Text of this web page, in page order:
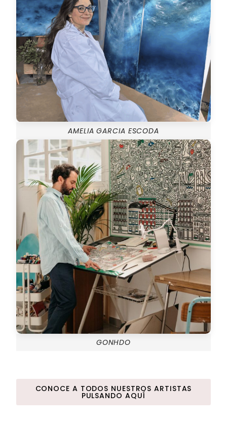
AMELIA GARCIA ESCODA
GONHDO
CONOCE A TODOS NUESTROS ARTISTAS
PULSANDO AQUÍ